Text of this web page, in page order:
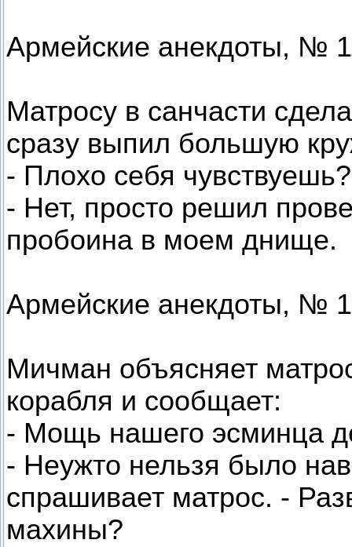
Армейские анекдоты, №
Матросу в санчасти
сразу выпил большую
- Плохо себя
- Нет, просто решил
пробоина в моем днище.
Армейские анекдоты, №
Мичман объясняет
корабля и сообщает:
- Мощь нашего эсминца
- Неужто нельзя было
спрашивает матрос. -
махины?